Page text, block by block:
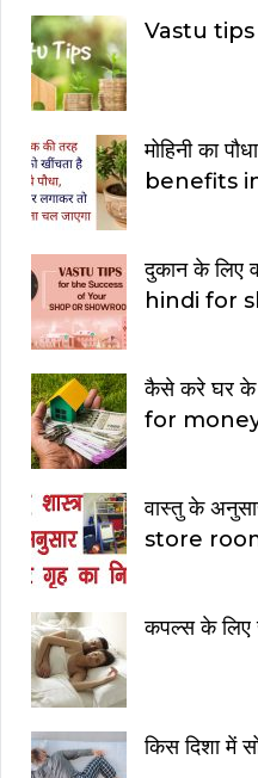
Vastu
मोहिनी का
benefits
दुकान के लिए
hindi for
कैसे करे घर
for
वास्तु के
store
कपल्स के लिए
किस दिशा में